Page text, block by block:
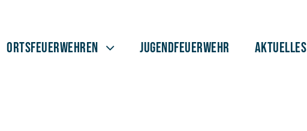
Ortsfeuerwehren Jugendfeuerwehr Aktuelles